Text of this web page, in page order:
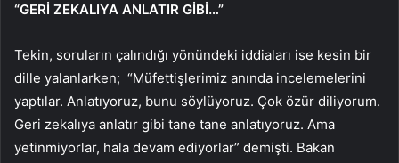
“GERİ ZEKALIYA ANLATIR GİBİ…”
Tekin, soruların çalındığı yönündeki iddiaları ise kesin bir
dille yalanlarken; “Müfettişlerimiz anında incelemelerini
yaptılar. Anlatıyoruz, bunu söylüyoruz. Çok özür diliyorum.
Geri zekalıya anlatır gibi tane tane anlatıyoruz. Ama
yetinmiyorlar, hala devam ediyorlar” demişti. Bakan